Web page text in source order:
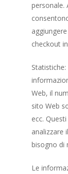
personale.
checkout
Web, il
sito Web
ecc.
analizzare
bisogno di
Le